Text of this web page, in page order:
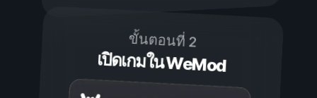
ขั้นตอนที่ 2
เปิดเกมใน WeMod